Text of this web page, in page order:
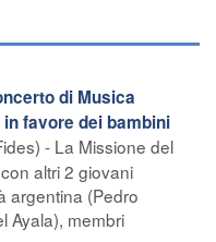
di Musica
favore dei bambini
- La Missione del
altri 2 giovani
argentina (Pedro
Ayala), membri